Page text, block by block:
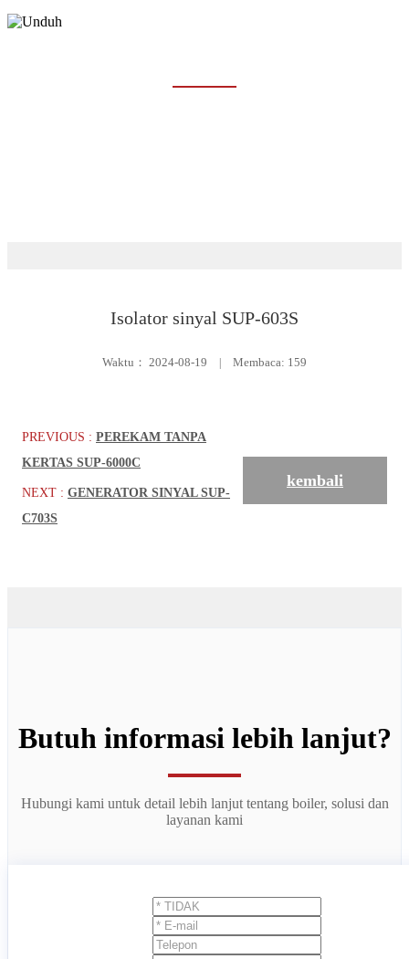
Isolator sinyal SUP-603S
Waktu： 2024-08-19 | Membaca: 159
PREVIOUS : PEREKAM TANPA
KERTAS SUP-6000C
NEXT : GENERATOR SINYAL SUP-
C703S
kembali
Butuh informasi lebih lanjut?
Hubungi kami untuk detail lebih lanjut tentang boiler, solusi dan
layanan kami